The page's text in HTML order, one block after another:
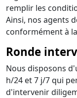
remplir les
Ainsi, nos agents
conformément à
Ronde
Nous disposons
h/24 et 7 j/7 qui
d'intervenir